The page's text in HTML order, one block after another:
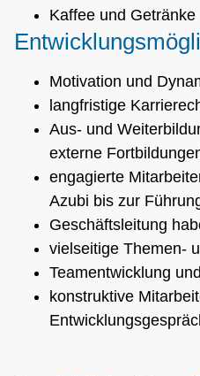
Kaffee und Getränke
Motivation und
langfristige
Aus- und
externe
engagierte
Azubi bis zur
Geschäftsleitung
vielseitige Themen-
Teamentwicklung
konstruktive